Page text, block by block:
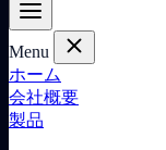
Menu
ホーム
会社概要
製品